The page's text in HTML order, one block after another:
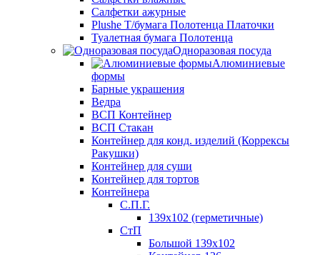
Салфетки ажурные
Plushe Т/бумага Полотенца Платочки
Туалетная бумага Полотенца
Одноразовая посуда
Алюминиевые
формы
Барные украшения
Ведра
ВСП Контейнер
ВСП Стакан
Контейнер для конд. изделий (Коррексы
Ракушки)
Контейнер для суши
Контейнер для тортов
Контейнера
С.П.Г.
139х102 (герметичные)
СтП
Большой 139х102